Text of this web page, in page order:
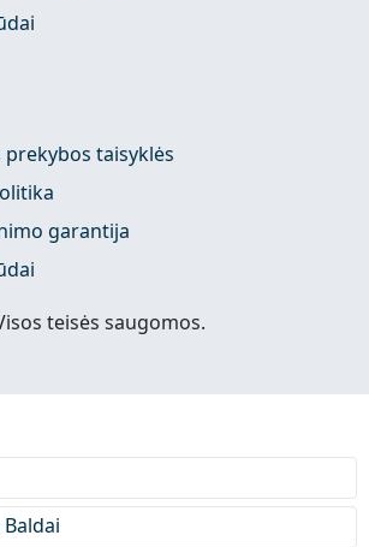
taisyklės
garantija
teisės saugomos.